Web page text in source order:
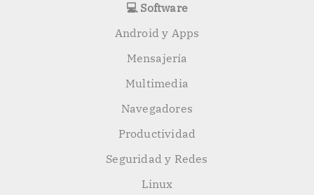
💻 Software
Android y Apps
Mensajería
Multimedia
Navegadores
Productividad
Seguridad y Redes
Linux